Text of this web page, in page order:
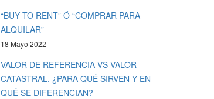
“BUY TO RENT” Ó “COMPRAR PARA
ALQUILAR”
18 Mayo 2022
VALOR DE REFERENCIA VS VALOR
CATASTRAL. ¿PARA QUÉ SIRVEN Y EN
QUÉ SE DIFERENCIAN?